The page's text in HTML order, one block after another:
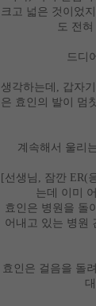
크고 넓은 것이었
도 전
드디
생각하는데 , 갑자
은 효인의 발이 멈
계속해서 울리
[선생님 , 잠깐 ER(
는데 이미
효인은 병원을 돌
어내고 있는 병원
효인은 걸음을 돌